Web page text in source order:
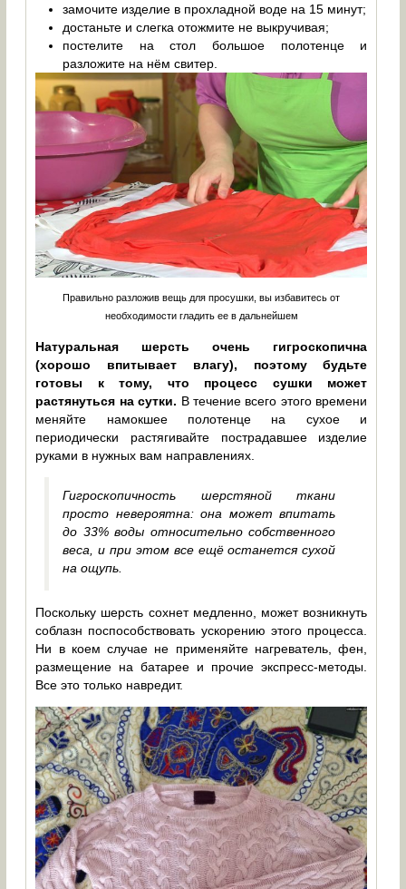
замочите изделие в прохладной воде на 15 минут;
достаньте и слегка отожмите не выкручивая;
постелите на стол большое полотенце и
разложите на нём свитер.
Правильно разложив вещь для просушки, вы избавитесь от
необходимости гладить ее в дальнейшем
Натуральная шерсть очень гигроскопична
(хорошо впитывает влагу), поэтому будьте
готовы к тому, что процесс сушки может
растянуться на сутки. В течение всего этого времени
меняйте намокшее полотенце на сухое и
периодически растягивайте пострадавшее изделие
руками в нужных вам направлениях.
Гигроскопичность шерстяной ткани
просто невероятна: она может впитать
до 33% воды относительно собственного
веса, и при этом все ещё останется сухой
на ощупь.
Поскольку шерсть сохнет медленно, может возникнуть
соблазн поспособствовать ускорению этого процесса.
Ни в коем случае не применяйте нагреватель, фен,
размещение на батарее и прочие экспресс-методы.
Все это только навредит.